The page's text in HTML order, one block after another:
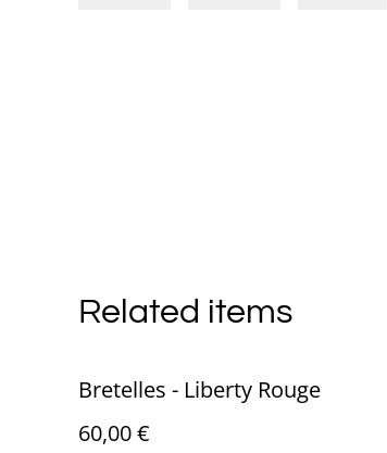
Related items
Bretelles - Liberty Rouge
60,00 €